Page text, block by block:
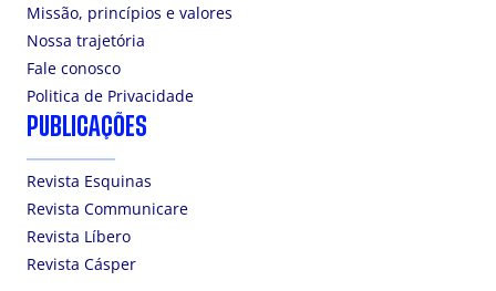
Missão, princípios e valores
Nossa trajetória
Fale conosco
Politica de Privacidade
PUBLICAÇÕES
Revista Esquinas
Revista Communicare
Revista Líbero
Revista Cásper